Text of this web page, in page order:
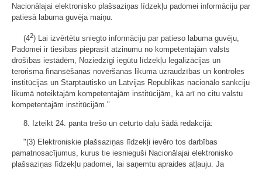
Nacionālajai elektronisko plašsaziņas līdzekļu padomei informāciju par
patiesā labuma guvēja maiņu.
(42) Lai izvērtētu sniegto informāciju par patieso labuma guvēju,
Padomei ir tiesības pieprasīt atzinumu no kompetentajām valsts
drošības iestādēm, Noziedzīgi iegūtu līdzekļu legalizācijas un
terorisma finansēšanas novēršanas likuma uzraudzības un kontroles
institūcijas un Starptautisko un Latvijas Republikas nacionālo sankciju
likumā noteiktajām kompetentajām institūcijām, kā arī no citu valstu
kompetentajām institūcijām."
8. Izteikt 24. panta trešo un ceturto daļu šādā redakcijā:
"(3) Elektroniskie plašsaziņas līdzekļi ievēro tos darbības
pamatnosacījumus, kurus tie iesnieguši Nacionālajai elektronisko
plašsaziņas līdzekļu padomei, lai saņemtu apraides atļauju. Ja